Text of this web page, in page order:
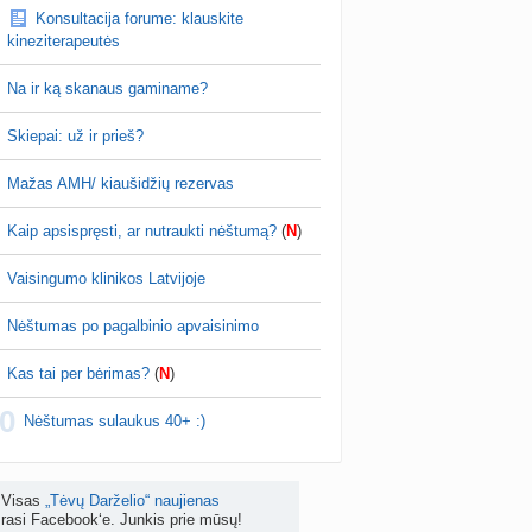
TD asistentė
klausimai apie cezario pjūvį (+2)
Veronika99 prieš 5 d.
brendimas (3)
testuotojos! (bendra tema)
Karlitele prieš 5 d.
drabuziai (2)
ribos (11)
danguolyte prieš 5 d.
Gelis „Anaftin® Baby“ dygstant dantukams (atsiliepimai) (4)
Vaisingumo klinikos Latvijoje
paprašyk Marinos ir atsiųs elektroniniu paštu
parodysi vaistinėje Lietuvoje ir parduos
Jokio skirtumo Utrogest ar…
Konsultacija forume: klauskite
kineziterapeutės
Na ir ką skanaus gaminame?
Skiepai: už ir prieš?
Mažas AMH/ kiaušidžių rezervas
Kaip apsispręsti, ar nutraukti nėštumą? (N)
Vaisingumo klinikos Latvijoje
Nėštumas po pagalbinio apvaisinimo
Kas tai per bėrimas? (N)
Nėštumas sulaukus 40+ :)
Visas „Tėvų Darželio“ naujienas
rasi Facebook‘e. Junkis prie mūsų!